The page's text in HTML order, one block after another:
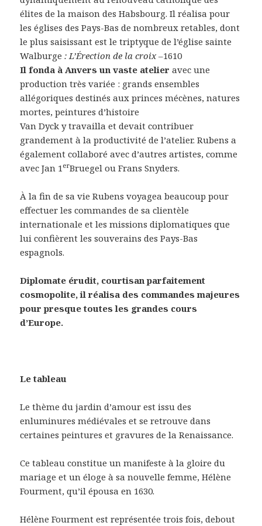
élites de la maison des Habsbourg. Il réalisa pour
les églises des Pays-Bas de nombreux retables, dont
le plus saisissant est le triptyque de l’église sainte
Walburge : L’Érection de la croix –1610
Il fonda à Anvers un vaste atelieravec une
production très variée : grands ensembles
allégoriques destinés aux princes mécènes, natures
mortes, peintures d’histoire
Van Dyck y travailla et devait contribuer
grandement à la productivité de l’atelier. Rubens a
également collaboré avec d’autres artistes, comme
avec Jan 1 erBruegel ou Frans Snyders.
À la fin de sa vie Rubens voyagea beaucoup pour
effectuer les commandes de sa clientèle
internationale et les missions diplomatiques que
lui confièrent les souverains des Pays-Bas
espagnols.
Diplomate érudit, courtisan parfaitement
cosmopolite, il réalisa des commandes majeures
pour presque toutes les grandes cours
d’Europe.
Le tableau
Le thème du jardin d’amour est issu des
enluminures médiévales et se retrouve dans
certaines peintures et gravures de la Renaissance.
Ce tableau constitue un manifeste à la gloire du
mariage et un éloge à sa nouvelle femme, Hélène
Fourment, qu’il épousa en 1630.
Hélène Fourment est représentée trois fois, debout